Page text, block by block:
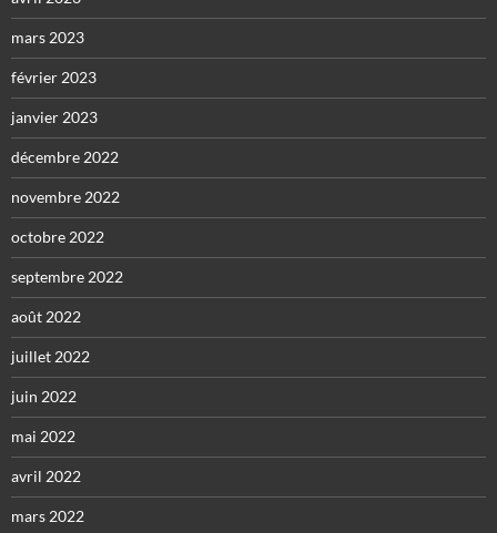
mars 2023
février 2023
janvier 2023
décembre 2022
novembre 2022
octobre 2022
septembre 2022
août 2022
juillet 2022
juin 2022
mai 2022
avril 2022
mars 2022